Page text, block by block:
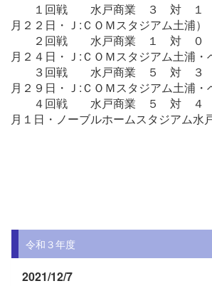
１回戦 水戸商業 ３ 対 １
月２２日・Ｊ:ＣＯＭスタジアム土浦）
２回戦 水戸商業 １ 対 ０
月２４日・Ｊ:ＣＯＭスタジアム土浦・
３回戦 水戸商業 ５ 対 ３
月２９日・Ｊ:ＣＯＭスタジアム土浦
４回戦 水戸商業 ５ 対
月１日・ノーブルホームスタジアム水
令和３年度
2021/12/7